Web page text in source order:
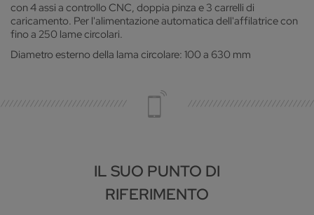
con 4 assi a controllo CNC, doppia pinza e 3 carrelli di
caricamento. Per l'alimentazione automatica dell'affilatrice con
fino a 250 lame circolari.
Diametro esterno della lama circolare: 100 a 630 mm
IL SUO PUNTO DI
RIFERIMENTO